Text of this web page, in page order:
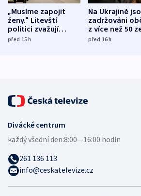
„Musíme zapojit
ženy.“ Litevští
politici zvažují
dohodu o
před 15h
Na Ukrajině
zadržováni
z více než 50
Bojovali na
před 16h
Divácké centrum
každý všední den:8:00—16:00 hodin
261 136 113
info@ceskatelevize.cz